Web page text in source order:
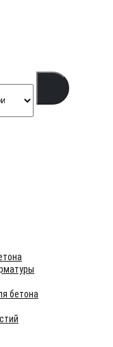
бетона